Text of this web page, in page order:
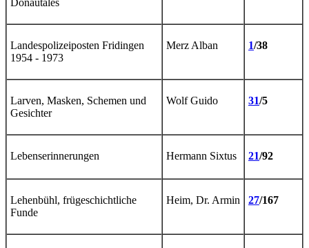
Landespolizeiposten Fridingen
1954 - 1973
Merz Alban 1/38
Larven, Masken, Schemen und
Gesichter
Wolf Guido 31/5
Lebenserinnerungen Hermann Sixtus 21/92
Lehenbühl, frügeschichtliche
Funde
Heim, Dr. Armin 27/167